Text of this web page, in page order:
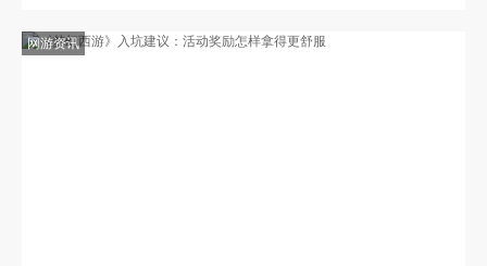
网游资讯